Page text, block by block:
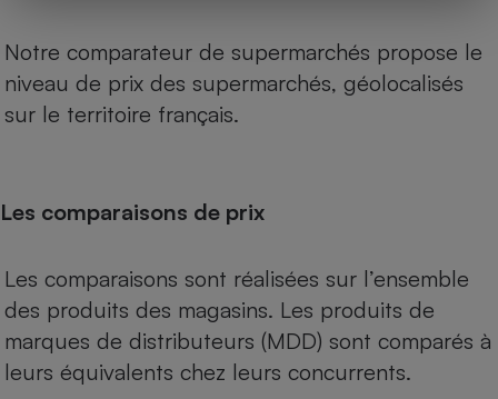
Notre comparateur de supermarchés propose le
niveau de prix des supermarchés, géolocalisés
sur le territoire français.
Les comparaisons de prix
Les comparaisons sont réalisées sur l’ensemble
des produits des magasins. Les produits de
marques de distributeurs (MDD) sont comparés à
leurs équivalents chez leurs concurrents.